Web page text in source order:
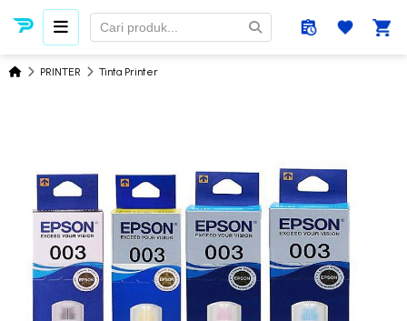
PRINTER Tinta Printer